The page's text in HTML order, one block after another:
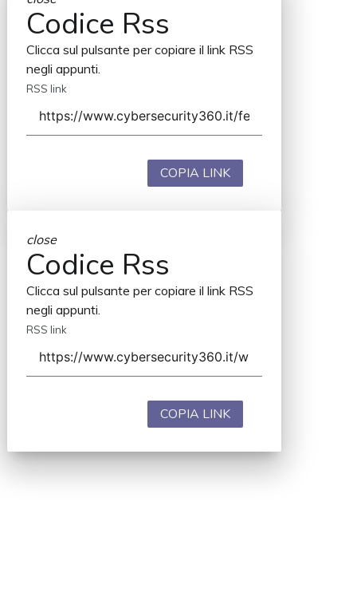
Codice Rss
Clicca sul pulsante per copiare il link RSS
negli appunti.
RSS link
COPIA LINK
close
Codice Rss
Clicca sul pulsante per copiare il link RSS
negli appunti.
RSS link
COPIA LINK